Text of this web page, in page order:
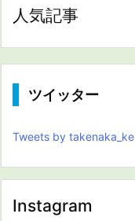
人気記事
ツイッター
Tweets by takenaka_ke
Instagram